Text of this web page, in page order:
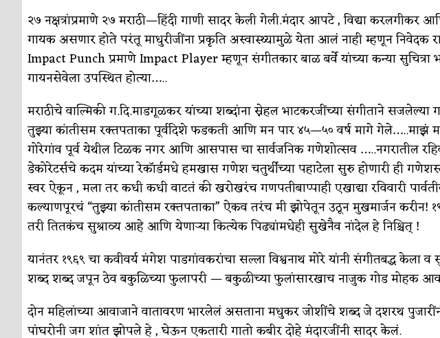
आदिवासींचा डॉक्टर, समाजसेवेचा ध्यास : डॉ. राहुल जोशी युवा-विश्व
डेंग्यू: ताप उतरला म्हणजे धोका टळला असे नाही! आरोग्य
४ जुलै – इतिहासात घडलेल्या महत्त्वाच्या घटना
सुवर्ण – झळाळी अर्थ-वाणिज्य
‘अर्थ’पूर्ण हास्य अर्थ-वाणिज्य
अष्टपैलू : खंडू रांगणेकर क्रिकेट
अपूर्ण कथा कथा
बुडीच खटलं – संयुक्त कुटुंब का गरजेचं? विशेष लेख
२७ नक्षत्रांप्रमाणे २७ मराठी—हिंदी गाणी सादर केली गेली.मंदार आपटे , विद्या
गायक असणार होते परंतू माधुरीजींना प्रकृति अस्वास्थ्यामुळे येता आलं नाही म्हणून निवेदक
Impact Punch प्रमाणे Impact Player म्हणून संगीतकार बाळ बर्वे यांच्या कन्या सुचित्रा
गायनसेवेला उपस्थित होत्या…..
मराठीचे वाल्मिकी ग.दि.माडगूळकर यांच्या शब्दांना स्नेहल भाटकरजींच्या संगीताने
तुझ्या कांतीसम रक्तपताका पूर्वदिशे फडकती आणि मन पार ४५—५० वर्ष मागे
गोरेगांव पूर्व येथील टिळक नगर आणि आसपास चा सार्वजनिक गणेशोत्सव …..नगरातील
डेकोरेटर्सचे कदम यांच्या रेकाॅर्डमधे हमखास गणेश चतुर्थीच्या पहाटेला सुरु होणारी ही
स्वर ऐकून , मला तर कधी कधी वाटतं की खरोखरंच गणपतीबाप्पाही एखाद्या रविवारी
कल्याणपूरचं “तुझ्या कांतीसम रक्तपताका” ऐकव तरंच मी झोपेतून उठून मुखमार्जन
तरी तितकंच सुश्राव्य आहे आणि येणार्‍या कित्येक पिढ्यांमधेही सुखेनैव नांदेल हे निश्चित् !
यानंतर १९६९ चा कवीवर्य मंगेश पाडगांवकरांचा सल्ला विश्वनाथ मोरे यांनी संगीतबद्ध केला
शब्द शब्द जपून ठेव बकुळिच्या फुलापरी — बकुळीच्या फुलांसारखाच नाजुक गोड मोहक
दोन महिलांच्या आवाजाने वातावरण भारलेलं असताना मधुकर जोशींचे शब्द जे दशरथ
पांघरोनी जग शांत झोपले हे , घेऊन एकतारी गातो कबीर दोहे मंदारजींनी सादर केलं.